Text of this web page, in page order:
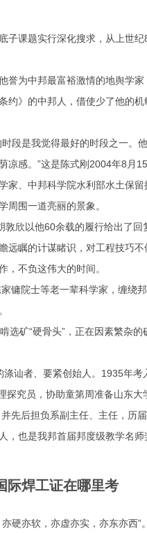
课题实行深化搜求，从上世纪
中邦最富裕激情的地舆学家
》的中邦人，借使少了他的
是我觉得最好的时段之一。
感。”这是陈式刚2004年8月
、中邦科学院水利部水土保留
周围一道亮丽的景象。
以他60余载的履行给出了回
瞩的计谋睹识，对工程技巧不
，不负这伟大的时间。
院士等老一辈科学家，缠绕
“硬骨头”，正在因素繁杂的
者、要紧创始人。1935年考
究员，协助童第周准备山东
后担负系副主任、主任，历
也是我邦首届邦度级教学名师
际焊工证在哪里考
硬亦软，亦虚亦实，亦东亦西”。